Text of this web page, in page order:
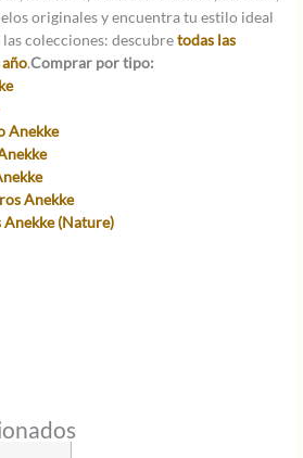
originales y encuentra tu estilo ideal
colecciones: descubretodas las
.Comprar por tipo:
Anekke
Anekke
(Nature)